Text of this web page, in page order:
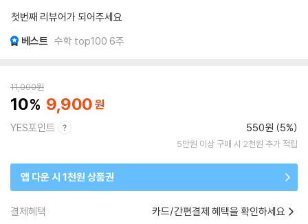
첫번째 리뷰어가 되어주세요
베스트 수학 top100 6주
11,000원
10 9,900
YES포인트 550원 (5%)
5만원 이상 구매 시 2천원 추가 적립
앱 다운 시 1천원 상품권
결제혜택 카드/간편결제 혜택을 확인하세요